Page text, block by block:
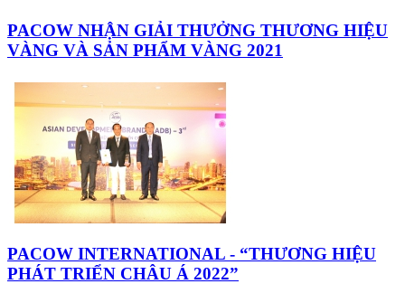
PACOW NHẬN GIẢI THƯỞNG THƯƠNG HIỆU
VÀNG VÀ SẢN PHẨM VÀNG 2021
PACOW INTERNATIONAL - “THƯƠNG HIỆU
PHÁT TRIỂN CHÂU Á 2022”